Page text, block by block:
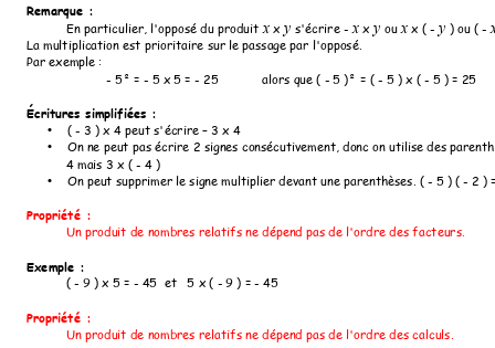
Remarque :
En particulier, l'opposé du produit x x y s'écrire - x x y ou x x ( - y ) ou ( -
La multiplication est prioritaire sur le passage par l'opposé.
Par exemple :
- 5² = - 5 x 5 = - 25
alors que ( - 5 )² = ( - 5 ) x ( - 5 ) = 25
Écritures simplifiées :
• ( - 3 ) x 4 peut s'écrire – 3 x 4
• On ne peut pas écrire 2 signes consécutivement, donc on utilise des
4 mais 3 x ( - 4 )
• On peut supprimer le signe multiplier devant une parenthèses. ( - 5 ) ( - 2 )
Propriété :
Un produit de nombres relatifs ne dépend pas de l'ordre des facteurs.
Exemple :
( - 9 ) x 5 = - 45  et
  5 x ( - 9 ) = -
45
Propriété :
Un produit de nombres relatifs ne dépend pas de l'ordre des calculs.